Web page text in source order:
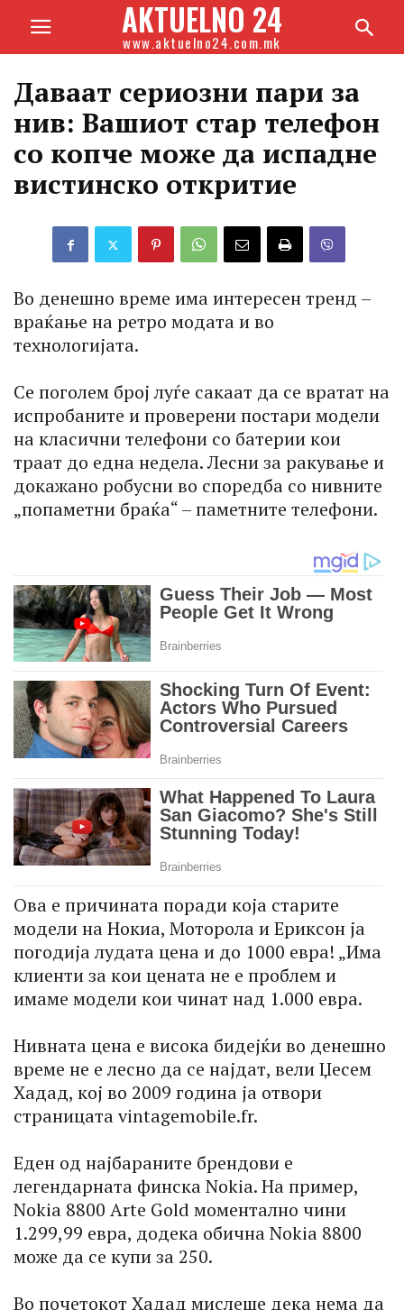
AKTUELNO 24
www.aktuelno24.com.mk
Даваат сериозни пари за
нив: Вашиот стар телефон
со копче може да испадне
вистинско откритие
Во денешно време има интересен тренд –
враќање на ретро модата и во
технологијата.
Се поголем број луѓе сакаат да се вратат на
испробаните и проверени постари модели
на класични телефони со батерии кои
траат до една недела. Лесни за ракување и
докажано робусни во споредба со нивните
„попаметни браќа“ – паметните телефони.
Ова е причината поради која старите
модели на Нокиа, Моторола и Ериксон ја
погодија лудата цена и до 1000 евра! „Има
клиенти за кои цената не е проблем и
имаме модели кои чинат над 1.000 евра.
Нивната цена е висока бидејќи во денешно
време не е лесно да се најдат, вели Џесем
Хадад, кој во 2009 година ја отвори
страницата vintagemobile.fr.
Еден од најбараните брендови е
легендарната финска Nokia. На пример,
Nokia 8800 Arte Gold моментално чини
1.299,99 евра, додека обична Nokia 8800
може да се купи за 250.
Во почетокот Хадад мислеше дека нема да